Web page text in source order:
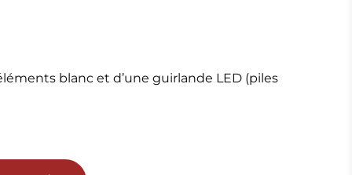
blanc et d’une guirlande LED (piles